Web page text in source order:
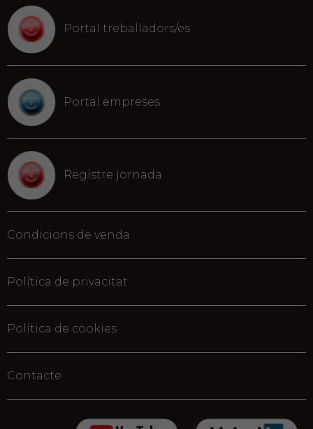
Portal treballadors/es
Portal empreses
Registre jornada
Condicions de venda
Política de privacitat
Política de cookies
Contacte